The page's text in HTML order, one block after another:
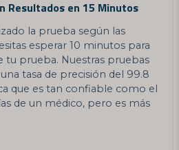
Resultados en 15 Minutos
la prueba según las
esperar 10 minutos para
tu prueba. Nuestras pruebas
tasa de precisión del 99.8
que es tan confiable como el
de un médico, pero es más